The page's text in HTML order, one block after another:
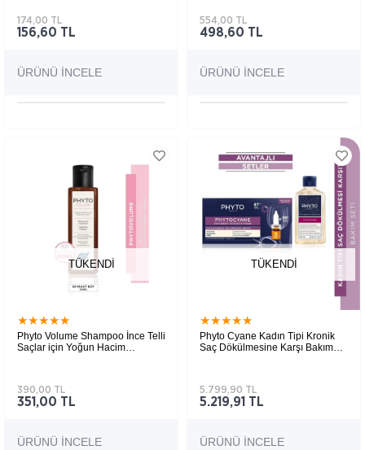
156,60 TL
174,00 TL
ÜRÜNÜ İNCELE
498,60 TL
554,00 TL
ÜRÜNÜ İNCELE
TÜKENDI
★★★★★
Phyto Volume Shampoo İnce Telli
Saçlar için Yoğun Hacim
351,00 TL
390,00 TL
ÜRÜNÜ İNCELE
TÜKENDI
★★★★★
Phyto Cyane Kadın Tipi Kronik
Saç Dökülmesine Karşı Bakım
5.219,91 TL
5.799,90 TL
ÜRÜNÜ İNCELE